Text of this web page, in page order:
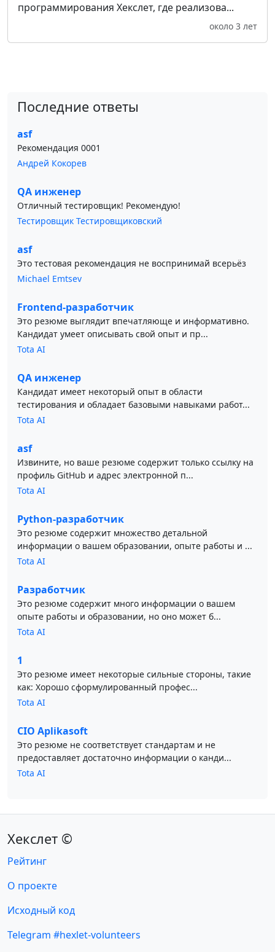
программирования Хекслет, где реализова...
около 3 лет
Последние ответы
asf
Рекомендация 0001
Андрей Кокорев
QA инженер
Отличный тестировщик! Рекомендую!
Тестировщик Тестировщиковский
asf
Это тестовая рекомендация не воспринимай всерьёз
Michael Emtsev
Frontend-разработчик
Это резюме выглядит впечатляюще и информативно.
Кандидат умеет описывать свой опыт и пр...
Tota AI
QA инженер
Кандидат имеет некоторый опыт в области
тестирования и обладает базовыми навыками работ...
Tota AI
asf
Извините, но ваше резюме содержит только ссылку на
профиль GitHub и адрес электронной п...
Tota AI
Python-разработчик
Это резюме содержит множество детальной
информации о вашем образовании, опыте работы и ...
Tota AI
Разработчик
Это резюме содержит много информации о вашем
опыте работы и образовании, но оно может б...
Tota AI
1
Это резюме имеет некоторые сильные стороны, такие
как: Хорошо сформулированный профес...
Tota AI
CIO Aplikasoft
Это резюме не соответствует стандартам и не
предоставляет достаточно информации о канди...
Tota AI
Хекслет ©
Рейтинг
О проекте
Исходный код
Telegram #hexlet-volunteers